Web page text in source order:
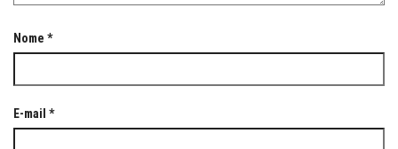
Nome *
E-mail *